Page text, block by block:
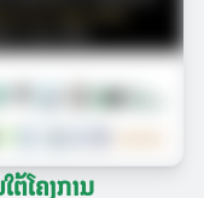
ໂຄງການ